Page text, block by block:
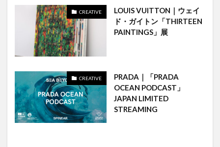
CREATIVE
LOUIS VUITTON｜ウェイ
ド・ガイトン「THIRTEEN
PAINTINGS」展
CREATIVE
PRADA｜「PRADA
OCEAN PODCAST」
JAPAN LIMITED
STREAMING